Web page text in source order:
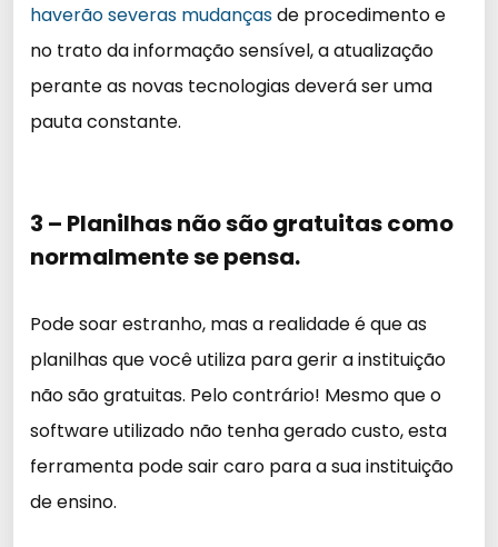
haverão severas mudançasde procedimento e
no trato da informação sensível, a atualização
perante as novas tecnologias deverá ser uma
pauta constante.
3 – Planilhas não são gratuitas como
normalmente se pensa.
Pode soar estranho, mas a realidade é que as
planilhas que você utiliza para gerir a instituição
não são gratuitas. Pelo contrário! Mesmo que o
software utilizado não tenha gerado custo, esta
ferramenta pode sair caro para a sua instituição
de ensino.